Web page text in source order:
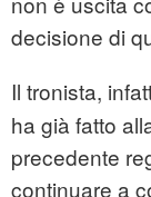
decisione di
Il tronista,
ha già fatto
precedente
continuare a